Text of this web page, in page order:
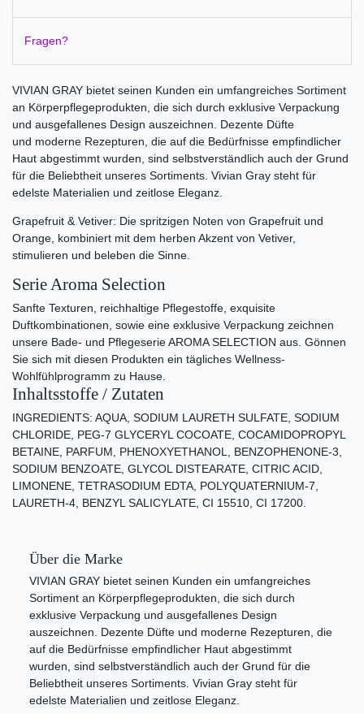
Fragen?
VIVIAN GRAY bietet seinen Kunden ein umfangreiches Sortiment
an Körperpflegeprodukten, die sich durch exklusive Verpackung
und ausgefallenes Design auszeichnen. Dezente Düfte
und moderne Rezepturen, die auf die Bedürfnisse empfindlicher
Haut abgestimmt wurden, sind selbstverständlich auch der Grund
für die Beliebtheit unseres Sortiments. Vivian Gray steht für
edelste Materialien und zeitlose Eleganz.
Grapefruit & Vetiver: Die spritzigen Noten von Grapefruit und
Orange, kombiniert mit dem herben Akzent von Vetiver,
stimulieren und beleben die Sinne.
Serie Aroma Selection
Sanfte Texturen, reichhaltige Pflegestoffe, exquisite
Duftkombinationen, sowie eine exklusive Verpackung zeichnen
unsere Bade- und Pflegeserie AROMA SELECTION aus. Gönnen
Sie sich mit diesen Produkten ein tägliches Wellness-
Wohlfühlprogramm zu Hause.
Inhaltsstoffe / Zutaten
INGREDIENTS: AQUA, SODIUM LAURETH SULFATE, SODIUM
CHLORIDE, PEG-7 GLYCERYL COCOATE, COCAMIDOPROPYL
BETAINE, PARFUM, PHENOXYETHANOL, BENZOPHENONE-3,
SODIUM BENZOATE, GLYCOL DISTEARATE, CITRIC ACID,
LIMONENE, TETRASODIUM EDTA, POLYQUATERNIUM-7,
LAURETH-4, BENZYL SALICYLATE, CI 15510, CI 17200.
Über die Marke
VIVIAN GRAY bietet seinen Kunden ein umfangreiches
Sortiment an Körperpflegeprodukten, die sich durch
exklusive Verpackung und ausgefallenes Design
auszeichnen. Dezente Düfte und moderne Rezepturen, die
auf die Bedürfnisse empfindlicher Haut abgestimmt
wurden, sind selbstverständlich auch der Grund für die
Beliebtheit unseres Sortiments. Vivian Gray steht für
edelste Materialien und zeitlose Eleganz.